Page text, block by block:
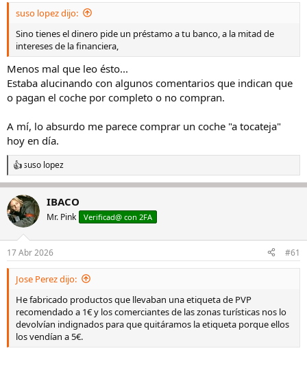
suso lopez dijo:
Sino tienes el dinero pide un préstamo a tu banco, a la mitad de
intereses de la financiera,
Menos mal que leo ésto...
Estaba alucinando con algunos comentarios que indican que
o pagan el coche por completo o no compran.
A mí, lo absurdo me parece comprar un coche "a tocateja"
hoy en día.
R
e
c
c
i
e
s
suso lopez
IBACO
Mr. Pink Verificad@ con 2FA
17 Abr 2026 #61
Jose Perez dijo:
He fabricado productos que llevaban una etiqueta de PVP
recomendado a 1€ y los comerciantes de las zonas turísticas nos lo
devolvían indignados para que quitáramos la etiqueta porque ellos
los vendían a 5€.